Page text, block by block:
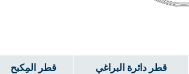
قطر المِكبح قطر دائرة البراغي